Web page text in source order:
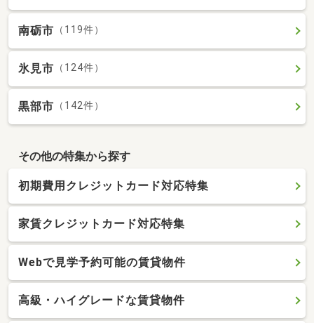
南砺市 （119件）
氷見市 （124件）
黒部市 （142件）
その他の特集から探す
初期費用クレジットカード対応特集
家賃クレジットカード対応特集
Webで見学予約可能の賃貸物件
高級・ハイグレードな賃貸物件